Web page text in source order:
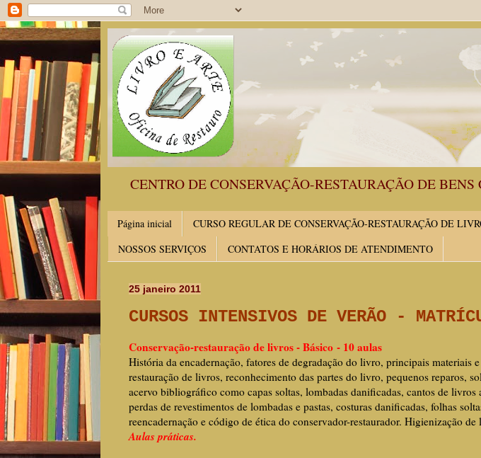
CENTRO DE CONSERVAÇÃO-RESTAURAÇÃO DE
Página inicial CURSO REGULAR DE CONSERVAÇÃO-RESTAURAÇÃO DE
NOSSOS SERVIÇOS
CONTATOS E HORÁRIOS DE ATENDIMENTO
25 janeiro 2011
CURSOS INTENSIVOS DE VERÃO -
Conservação-restauração de livros - Básico - 10 aulas
História da encadernação, fatores de degradação do livro, principais materiais
restauração de livros, reconhecimento das partes do livro, pequenos reparos,
acervo bibliográfico como capas soltas, lombadas danificadas, cantos de livros
perdas de revestimentos de lombadas e pastas, costuras danificadas, folhas
reencadernação e código de ética do conservador-restaurador. Higienização
Aulas práticas.